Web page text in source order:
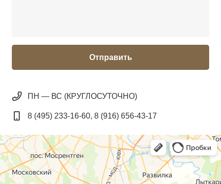
Отправить
ПН — ВС (КРУГЛОСУТОЧНО)
8 (495) 233-16-60, 8 (916) 656-43-17